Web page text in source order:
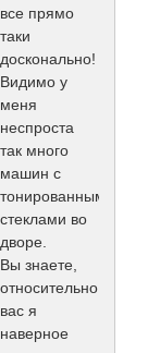
все прямо
таки
досконально!
Видимо у
меня
неспроста
так много
машин с
тонированными
стеклами во
дворе.
Вы знаете,
относительно
вас я
наверное